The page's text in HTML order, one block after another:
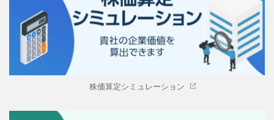
株価算定シミュレーション